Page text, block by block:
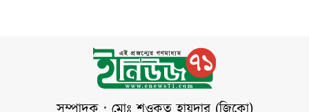
(২৭ জুলাই) বেলা
পৌনে ১১টার দিকে
আন্তর্জাতিক অপরাধ
ট্রাইব্যুনালের